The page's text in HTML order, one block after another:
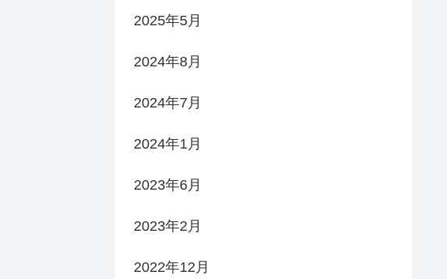
2025年5月
2024年8月
2024年7月
2024年1月
2023年6月
2023年2月
2022年12月